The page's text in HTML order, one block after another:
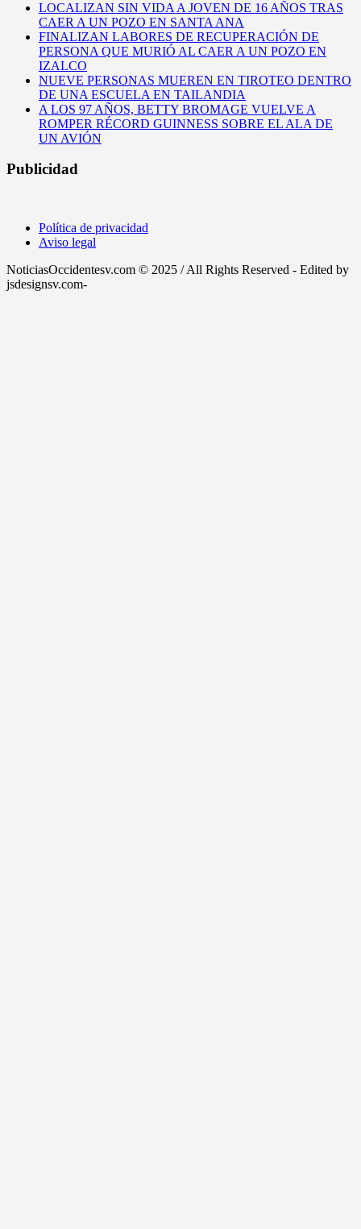
LOCALIZAN SIN VIDA A JOVEN DE 16 AÑOS TRAS
CAER A UN POZO EN SANTA ANA
FINALIZAN LABORES DE RECUPERACIÓN DE
PERSONA QUE MURIÓ AL CAER A UN POZO EN
IZALCO
NUEVE PERSONAS MUEREN EN TIROTEO DENTRO
DE UNA ESCUELA EN TAILANDIA
A LOS 97 AÑOS, BETTY BROMAGE VUELVE A
ROMPER RÉCORD GUINNESS SOBRE EL ALA DE
UN AVIÓN
Publicidad
Política de privacidad
Aviso legal
NoticiasOccidentesv.com © 2025 / All Rights Reserved - Edited by
jsdesignsv.com-